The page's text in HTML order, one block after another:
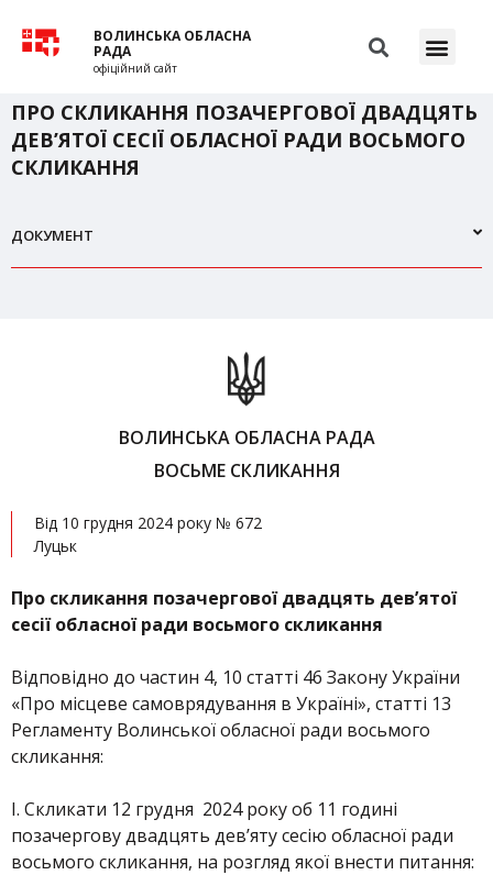
ВОЛИНСЬКА ОБЛАСНА
РАДА
офіційний сайт
ПРО СКЛИКАННЯ ПОЗАЧЕРГОВОЇ ДВАДЦЯТЬ
ДЕВ’ЯТОЇ СЕСІЇ ОБЛАСНОЇ РАДИ ВОСЬМОГО
СКЛИКАННЯ
ДОКУМЕНТ
ВОЛИНСЬКА ОБЛАСНА РАДА
ВОСЬМЕ СКЛИКАННЯ
Від 10 грудня 2024 року № 672
Луцьк
Про скликання позачергової двадцять дев’ятої
сесії обласної ради восьмого скликання
Відповідно до частин 4, 10 статті 46 Закону України
«Про місцеве самоврядування в Україні», статті 13
Регламенту Волинської обласної ради восьмого
скликання:
І. Скликати 12 грудня 2024 року об 11 годині
позачергову двадцять дев’яту сесію обласної ради
восьмого скликання, на розгляд якої внести питання: